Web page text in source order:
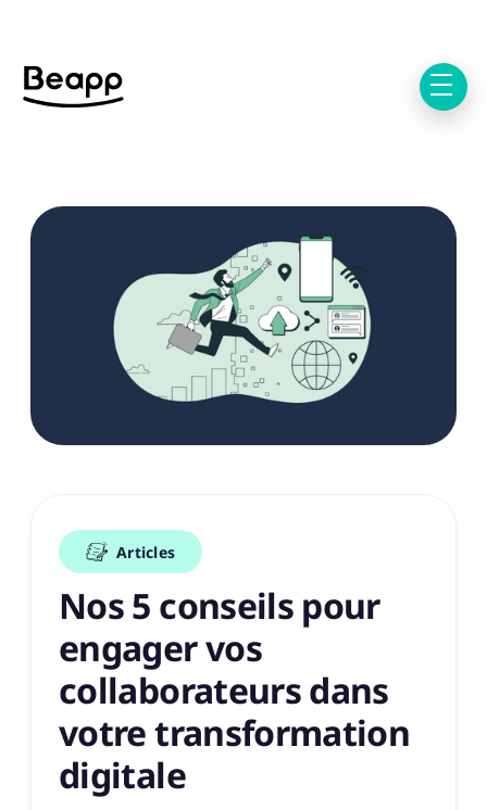
Articles
Nos 5 conseils pour
engager vos
collaborateurs dans
votre transformation
digitale